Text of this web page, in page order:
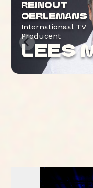
REINOUT
OERLEMANS
Internationaal TV
Producent
LEES